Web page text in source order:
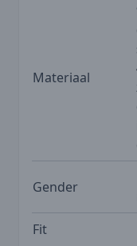
Materiaal
Gender
Fit